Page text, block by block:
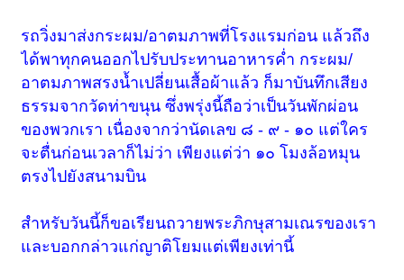
รถวิ่งมาส่งกระผม/อาตมภาพที่โรงแรมก่อน แล้วถึง
ได้พาทุกคนออกไปรับประทานอาหารค่ำ กระผม/
อาตมภาพสรงน้ำเปลี่ยนเสื้อผ้าแล้ว ก็มาบันทึกเสียง
ธรรมจากวัดท่าขนุน ซึ่งพรุ่งนี้ถือว่าเป็นวันพักผ่อน
ของพวกเรา เนื่องจากว่านัดเลข ๘ - ๙ - ๑๐ แต่ใคร
จะตื่นก่อนเวลาก็ไม่ว่า เพียงแต่ว่า ๑๐ โมงล้อหมุน
ตรงไปยังสนามบิน
สำหรับวันนี้ก็ขอเรียนถวายพระภิกษุสามเณรของเรา
และบอกกล่าวแก่ญาติโยมแต่เพียงเท่านี้